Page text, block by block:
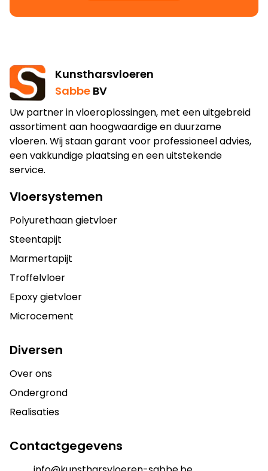
Kunstharsvloeren
Sabbe BV
Uw partner in vloeroplossingen, met een uitgebreid
assortiment aan hoogwaardige en duurzame
vloeren. Wij staan garant voor professioneel advies,
een vakkundige plaatsing en een uitstekende
service.
Vloersystemen
Polyurethaan gietvloer
Steentapijt
Marmertapijt
Troffelvloer
Epoxy gietvloer
Microcement
Diversen
Over ons
Ondergrond
Realisaties
Contactgegevens